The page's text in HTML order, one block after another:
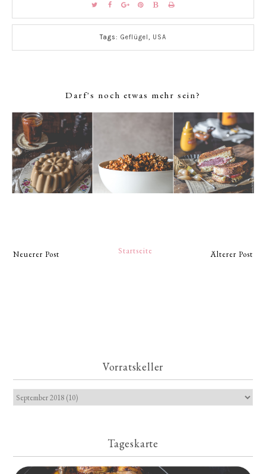
Tags: Geflügel , USA
Darf's noch etwas mehr sein?
Neuerer Post Älterer Post
Startseite
Vorratskeller
Tageskarte